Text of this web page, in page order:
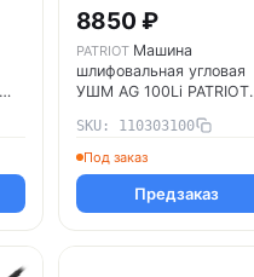
8850 ₽
PATRIOT Машина
шлифовальная угловая
УШМ AG 100Li PATRIOT
SKU: 110303100
Под заказ
Предзаказ